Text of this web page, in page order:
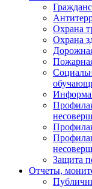
Охрана
Охрана
Защита
Отчеты,